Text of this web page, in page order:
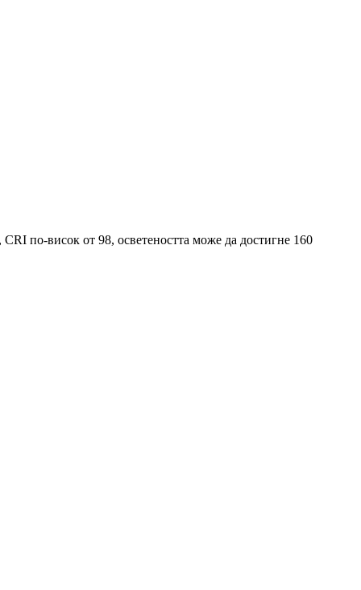
по-висок от 98, осветеността може да достигне 160